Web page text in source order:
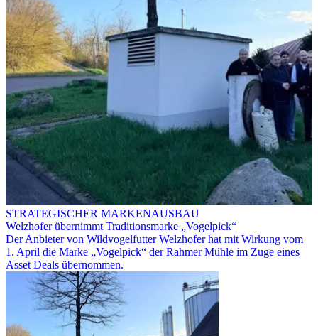
STRATEGISCHER MARKENAUSBAU
Welzhofer übernimmt Traditionsmarke „Vogelpick“
Der Anbieter von Wildvogelfutter Welzhofer hat mit Wirkung vom
1. April die Marke „Vogelpick“ der Rahmer Mühle im Zuge eines
Asset Deals übernommen.